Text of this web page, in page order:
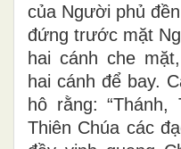
của Người phủ
đứng trước mặt
hai cánh che
hai cánh để bay.
hô rằng: “Thánh,
Thiên Chúa các